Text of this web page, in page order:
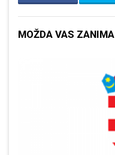
MOŽDA VAS ZANIMA